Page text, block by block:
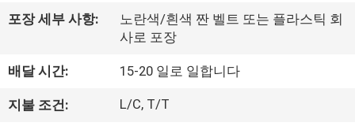
개
Reserved.
Developed
포장 세부 사항:
노란색/흰색 짠 벨트 또는 플라스틱 회
사로 포장
배달 시간: 15-20 일로 일합니다
지불 조건: L/C, T/T